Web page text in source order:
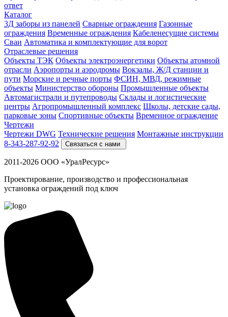
ответ
Каталог
3Д заборы из панелей Сварные ограждения Газонные
ограждения Временные ограждения Кабеленесущие системы
Cваи Автоматика и комплектующие для ворот
Отраслевые решения
Объекты ТЭК Объекты электроэнергетики Объекты атомной
отрасли Аэропорты и аэродромы Вокзалы, Ж/Д станции и
пути Морские и речные порты ФСИН, МВД, режимные
объекты Министерство обороны Промышленные объекты
Автомагистрали и путепроводы Склады и логистические
центры Агропромышленный комплекс Школы, детские сады,
парковые зоны Спортивные объекты Временное ограждение
Чертежи
Чертежи DWG Технические решения Монтажные инструкции
8-343-287-92-92
Связаться с нами
2011-2026 ООО «УралРесурс»
Проектирование, производство и профессиональная
установка ограждений под ключ